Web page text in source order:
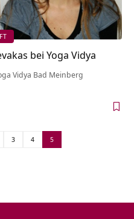
bei Yoga Vidya
Vidya Bad Meinberg
3 4 5